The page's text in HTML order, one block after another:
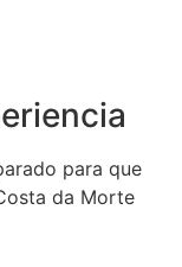
para que
da Morte